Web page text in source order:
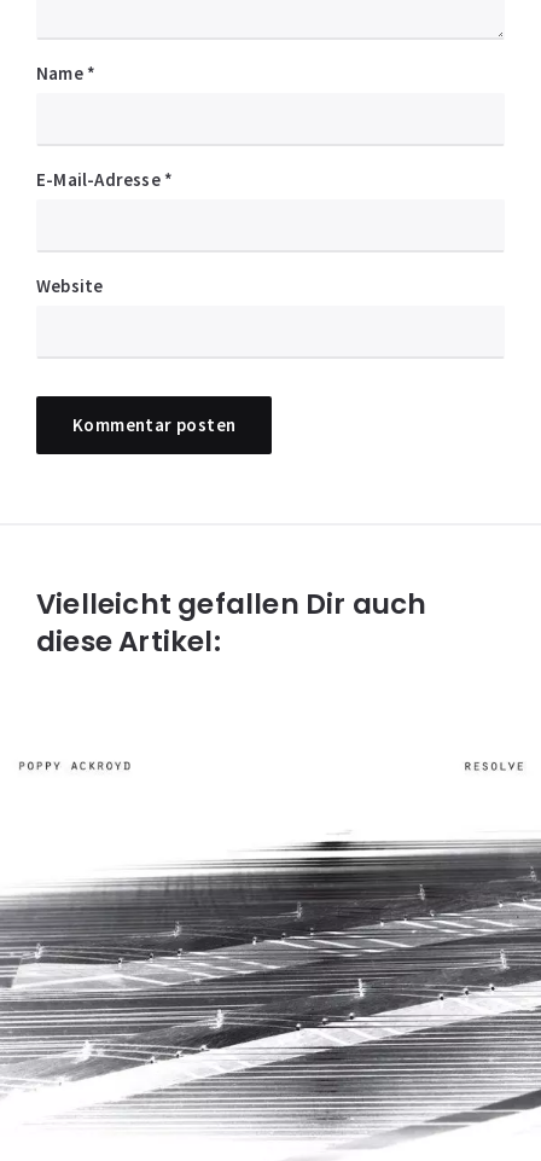
Name *
E-Mail-Adresse *
Website
Vielleicht gefallen Dir auch
diese Artikel: